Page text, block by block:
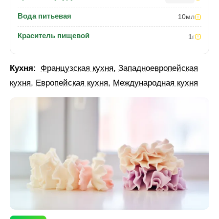
Вода питьевая 10мл
Краситель пищевой 1 г
Кухня: Французская кухня, Западноевропейская
кухня, Европейская кухня, Международная кухня